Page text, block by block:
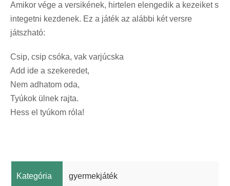
Amikor vége a versikének, hirtelen elengedik a kezeiket s
integetni kezdenek. Ez a játék az alábbi két versre
játszható:
Csip, csip csóka, vak varjúcska
Add ide a szekeredet,
Nem adhatom oda,
Tyúkok ülnek rajta.
Hess el tyúkom róla!
Kategória gyermekjáték